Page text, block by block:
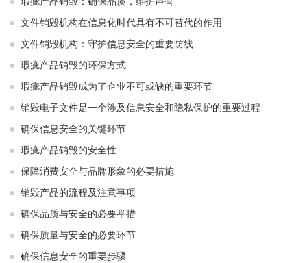
文件销毁机构在信息化时代具有不可替代的作用
文件销毁机构：守护信息安全的重要防线
瑕疵产品销毁的环保方式
瑕疵产品销毁成为了企业不可或缺的重要环节
销毁电子文件是一个涉及信息安全和隐私保护的重要过程
确保信息安全的关键环节
瑕疵产品销毁的安全性
保障消费安全与品牌形象的必要措施
销毁产品的流程及注意事项
确保品质与安全的必要举措
确保质量与安全的必要环节
确保信息安全的重要步骤